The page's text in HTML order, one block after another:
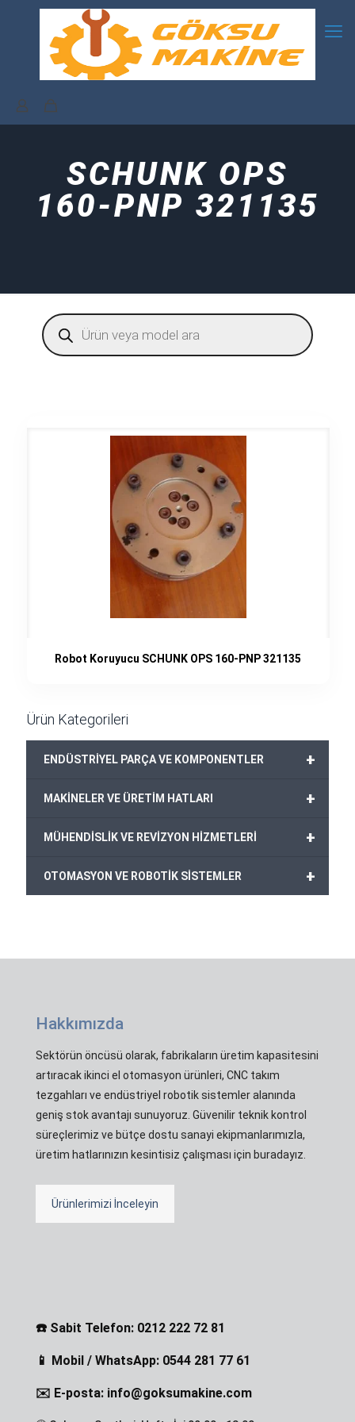
SCHUNK OPS
160-PNP 321135
Products
search
Robot Koruyucu SCHUNK OPS 160-PNP 321135
Ürün Kategorileri
+
ENDÜSTRİYEL PARÇA VE KOMPONENTLER
+
MAKİNELER VE ÜRETİM HATLARI
+
MÜHENDİSLİK VE REVİZYON HİZMETLERİ
+
OTOMASYON VE ROBOTİK SİSTEMLER
Hakkımızda
Sektörün öncüsü olarak, fabrikaların üretim kapasitesini
artıracak ikinci el otomasyon ürünleri, CNC takım
tezgahları ve endüstriyel robotik sistemler alanında
geniş stok avantajı sunuyoruz. Güvenilir teknik kontrol
süreçlerimiz ve bütçe dostu sanayi ekipmanlarımızla,
üretim hatlarınızın kesintisiz çalışması için buradayız.
Ürünlerimizi İnceleyin
☎️ Sabit Telefon: 0212 222 72 81
📱 Mobil / WhatsApp: 0544 281 77 61
✉️ E-posta: info@goksumakine.com